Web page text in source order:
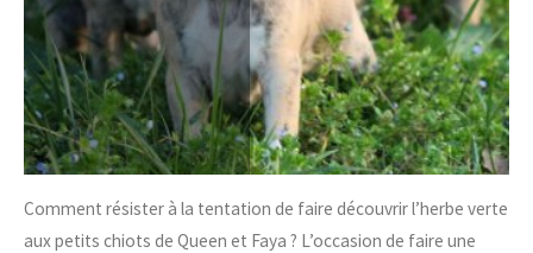
Comment résister à la tentation de faire découvrir l’herbe verte
aux petits chiots de Queen et Faya ? L’occasion de faire une